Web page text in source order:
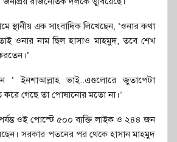
স্থানীয় এক সাংবাদিক লিখেছেন, ‘ওনার কথা
ওনার নাম ছিল হাসাও মাহমুদ, তবে শেখ
‘ ইনশাআল্লাহ ভাই..এগুলোরে জুতাপেটা
করে গেছে তা পোষানোর মতো না।’
ওই পোস্টে ৫০০ ব্যক্তি লাইক ও ২৪৪ জন
সরকার পতনের পর থেকে হাসান মাহমুদ